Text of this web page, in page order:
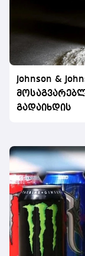
Johnson &
გადაიხდის